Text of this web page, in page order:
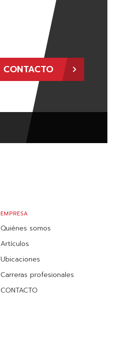
CONTACTO
EMPRESA
Quiénes somos
Artículos
Ubicaciones
Carreras profesionales
CONTACTO